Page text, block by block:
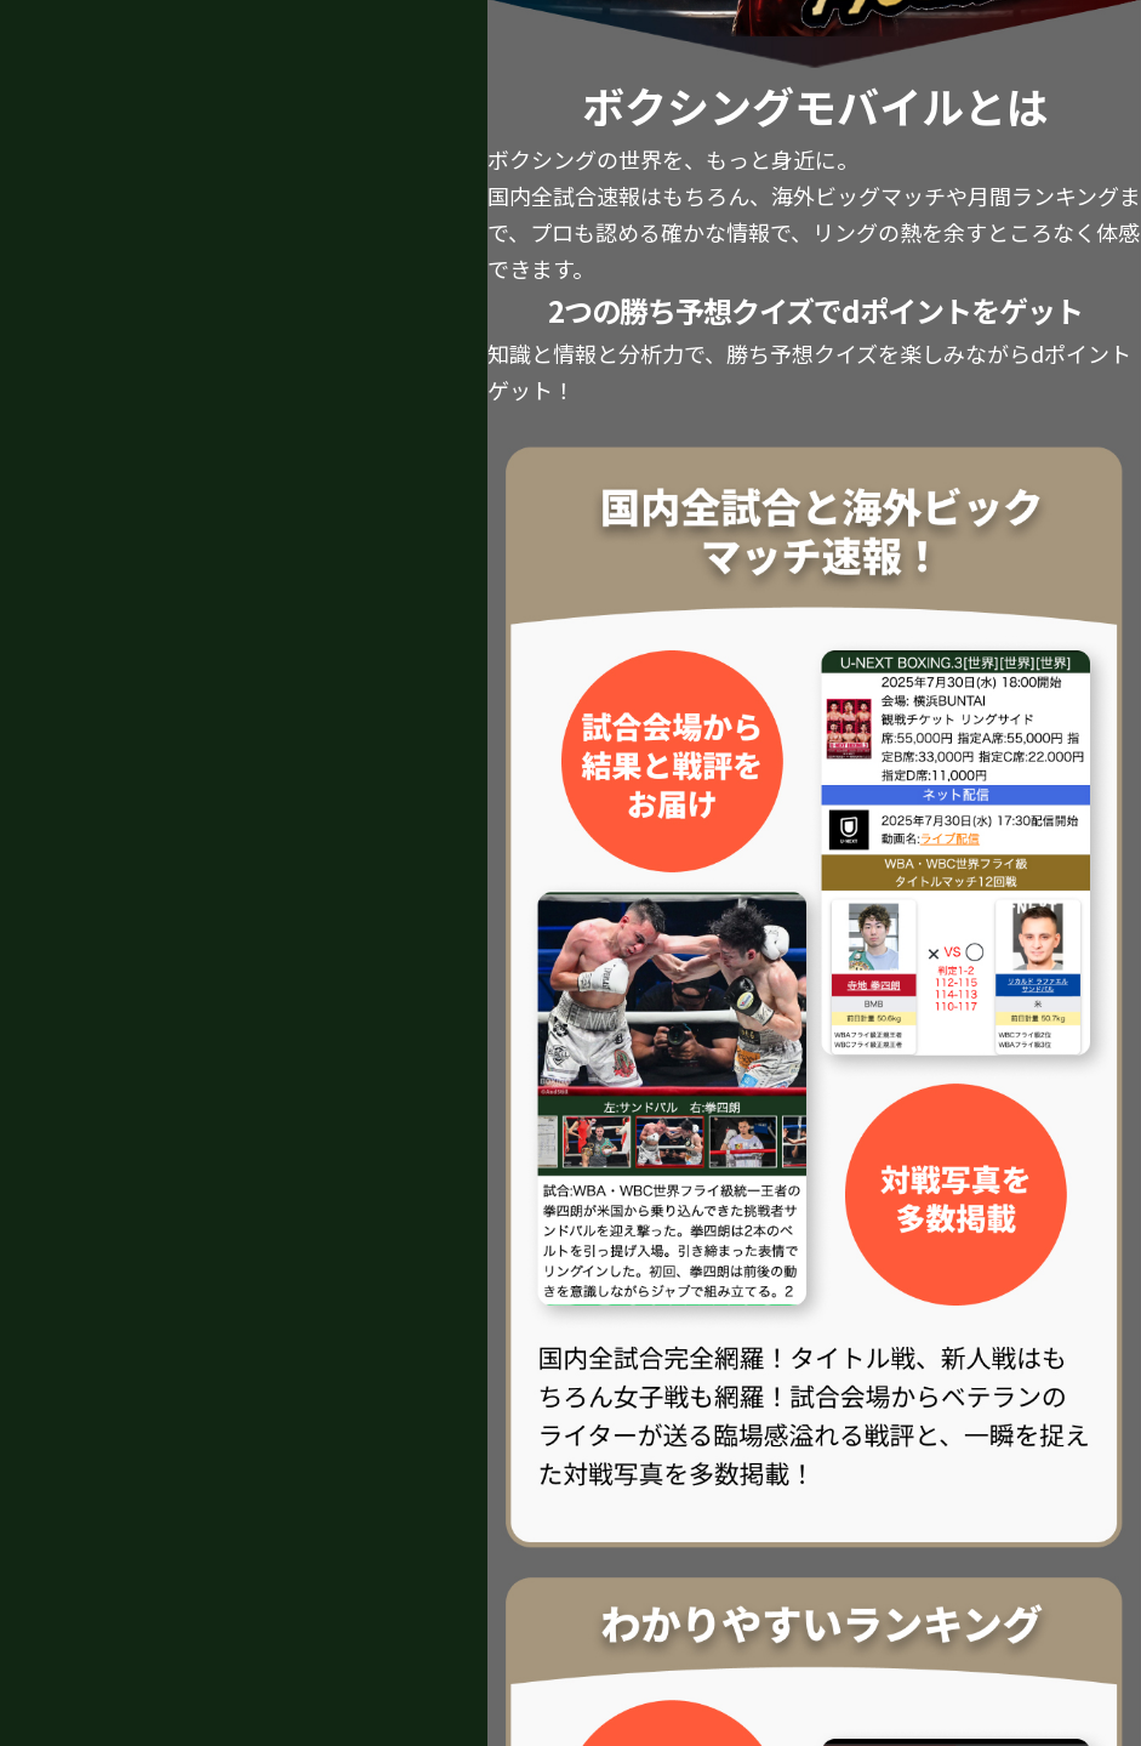
ボクシングモバイルとは
ボクシングの世界を、もっと身近に。
国内全試合速報はもちろん、海外ビッグマッチや月間ランキングま
で、プロも認める確かな情報で、リングの熱を余すところなく体感
できます。
2つの勝ち予想クイズでdポイントをゲット
知識と情報と分析力で、勝ち予想クイズを楽しみながらdポイント
ゲット！